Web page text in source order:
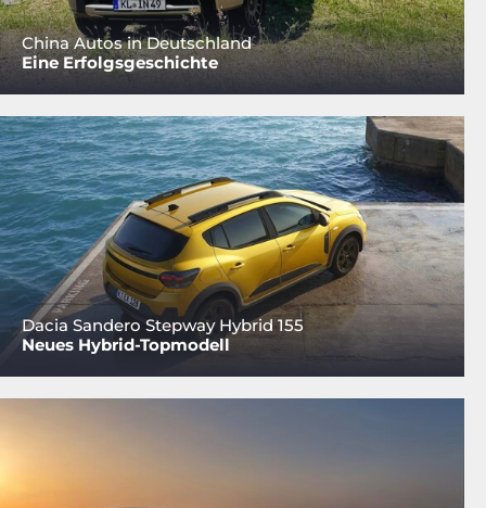
China Autos in Deutschland
Eine Erfolgsgeschichte
Dacia Sandero Stepway Hybrid 155
Neues Hybrid-Topmodell